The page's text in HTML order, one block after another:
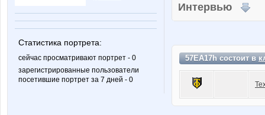
Статистика портрета:
сейчас просматривают портрет - 0
зарегистрированные пользователи
посетившие портрет за 7 дней - 0
Интервью
57EA17h состоит в